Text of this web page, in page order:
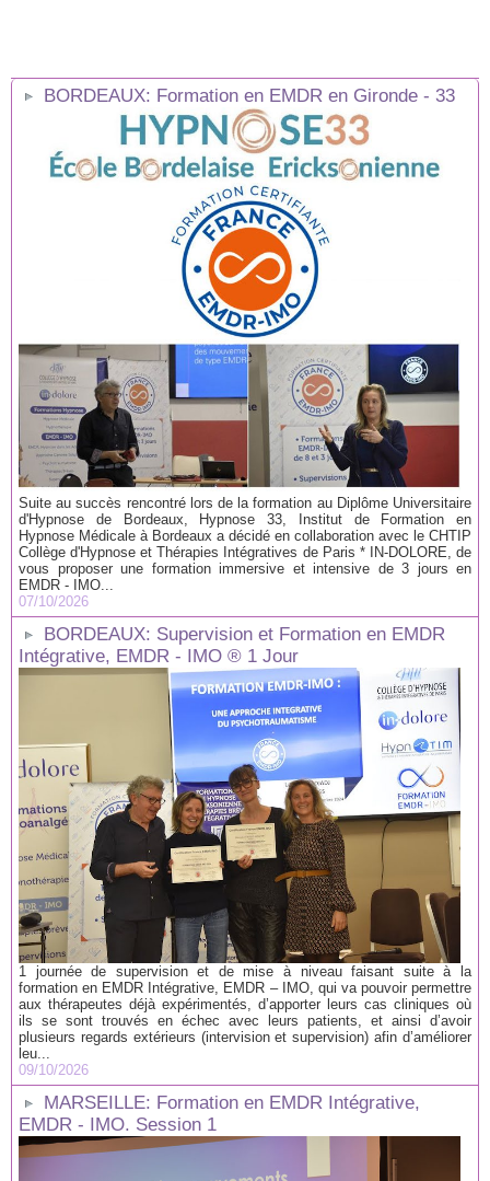
BORDEAUX: Formation en EMDR en Gironde - 33
Suite au succès rencontré lors de la formation au Diplôme Universitaire
d'Hypnose de Bordeaux, Hypnose 33, Institut de Formation en
Hypnose Médicale à Bordeaux a décidé en collaboration avec le CHTIP
Collège d'Hypnose et Thérapies Intégratives de Paris * IN-DOLORE, de
vous proposer une formation immersive et intensive de 3 jours en
EMDR - IMO...
07/10/2026
BORDEAUX: Supervision et Formation en EMDR
Intégrative, EMDR - IMO ® 1 Jour
1 journée de supervision et de mise à niveau faisant suite à la
formation en EMDR Intégrative, EMDR – IMO, qui va pouvoir permettre
aux thérapeutes déjà expérimentés, d’apporter leurs cas cliniques où
ils se sont trouvés en échec avec leurs patients, et ainsi d’avoir
plusieurs regards extérieurs (intervision et supervision) afin d’améliorer
leu...
09/10/2026
MARSEILLE: Formation en EMDR Intégrative,
EMDR - IMO. Session 1